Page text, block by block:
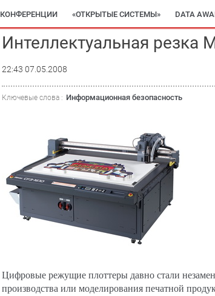
КОНФЕРЕНЦИИ «ОТКРЫТЫЕ СИСТЕМЫ» DATA
Интеллектуальная резка
22:43 07.05.2008
Ключевые слова : Информационная безопасность
Цифровые режущие плоттеры давно стали
производства или моделирования печатной